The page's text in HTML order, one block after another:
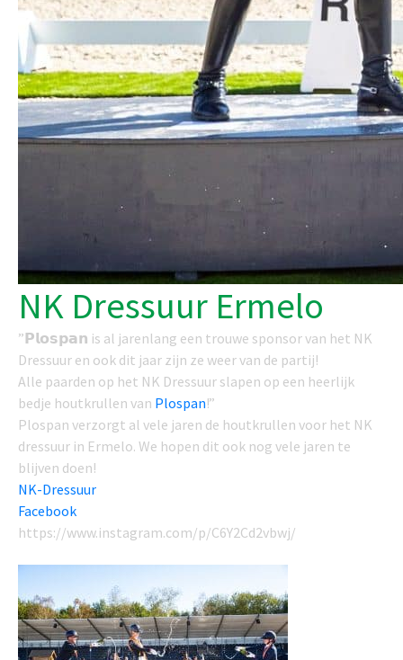
NK Dressuur Ermelo
”𝗣𝗹𝗼𝘀𝗽𝗮𝗻 is al jarenlang een trouwe sponsor van het NK
Dressuur en ook dit jaar zijn ze weer van de partij!
Alle paarden op het NK Dressuur slapen op een heerlijk
bedje houtkrullen van Plospan!”
Plospan verzorgt al vele jaren de houtkrullen voor het NK
dressuur in Ermelo. We hopen dit ook nog vele jaren te
blijven doen!
NK-Dressuur
Facebook
https://www.instagram.com/p/C6Y2Cd2vbwj/